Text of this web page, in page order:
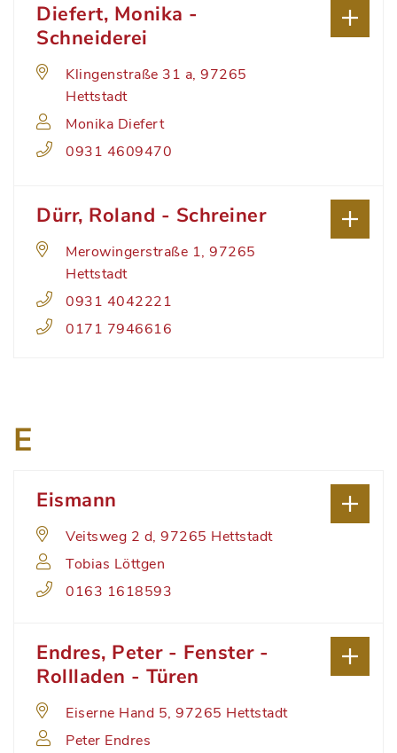
Diefert, Monika -
Schneiderei
Klingenstraße 31 a, 97265
Hettstadt
Monika Diefert
0931 4609470
Dürr, Roland - Schreiner
Merowingerstraße 1, 97265
Hettstadt
0931 4042221
0171 7946616
E
Eismann
Veitsweg 2 d, 97265 Hettstadt
Tobias Löttgen
0163 1618593
Endres, Peter - Fenster -
Rollladen - Türen
Eiserne Hand 5, 97265 Hettstadt
Peter Endres